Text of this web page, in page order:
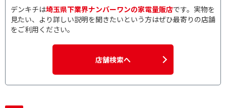
デンキチは埼玉県下業界ナンバーワンの家電量販店です。実物を
見たい、より詳しい説明を聞きたいという方はぜひ最寄りの店舗
をご利用ください。
店舗検索へ